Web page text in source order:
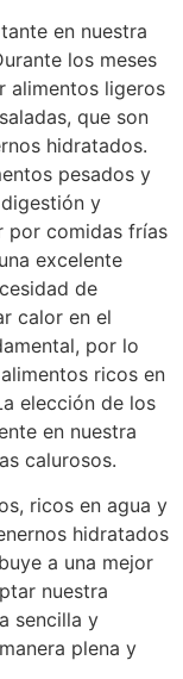
en nuestra
los meses
alimentos ligeros
que son
hidratados.
pesados y
y
por comidas frías
excelente
de
calor en el
por lo
ricos en
elección de los
en nuestra
calurosos.
ricos en agua y
hidratados
a una mejor
nuestra
sencilla y
plena y